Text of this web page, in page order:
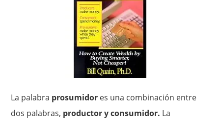
La palabra prosumidor es una combinación entre
dos palabras, productor y consumidor. La